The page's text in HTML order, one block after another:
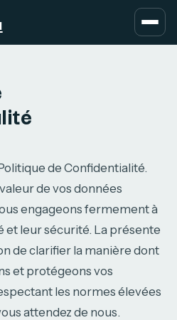
de Confidentialité.
de vos données
engageons fermement à
leur sécurité. La présente
de clarifier la manière dont
et protégeons vos
les normes élevées
attendez de nous.